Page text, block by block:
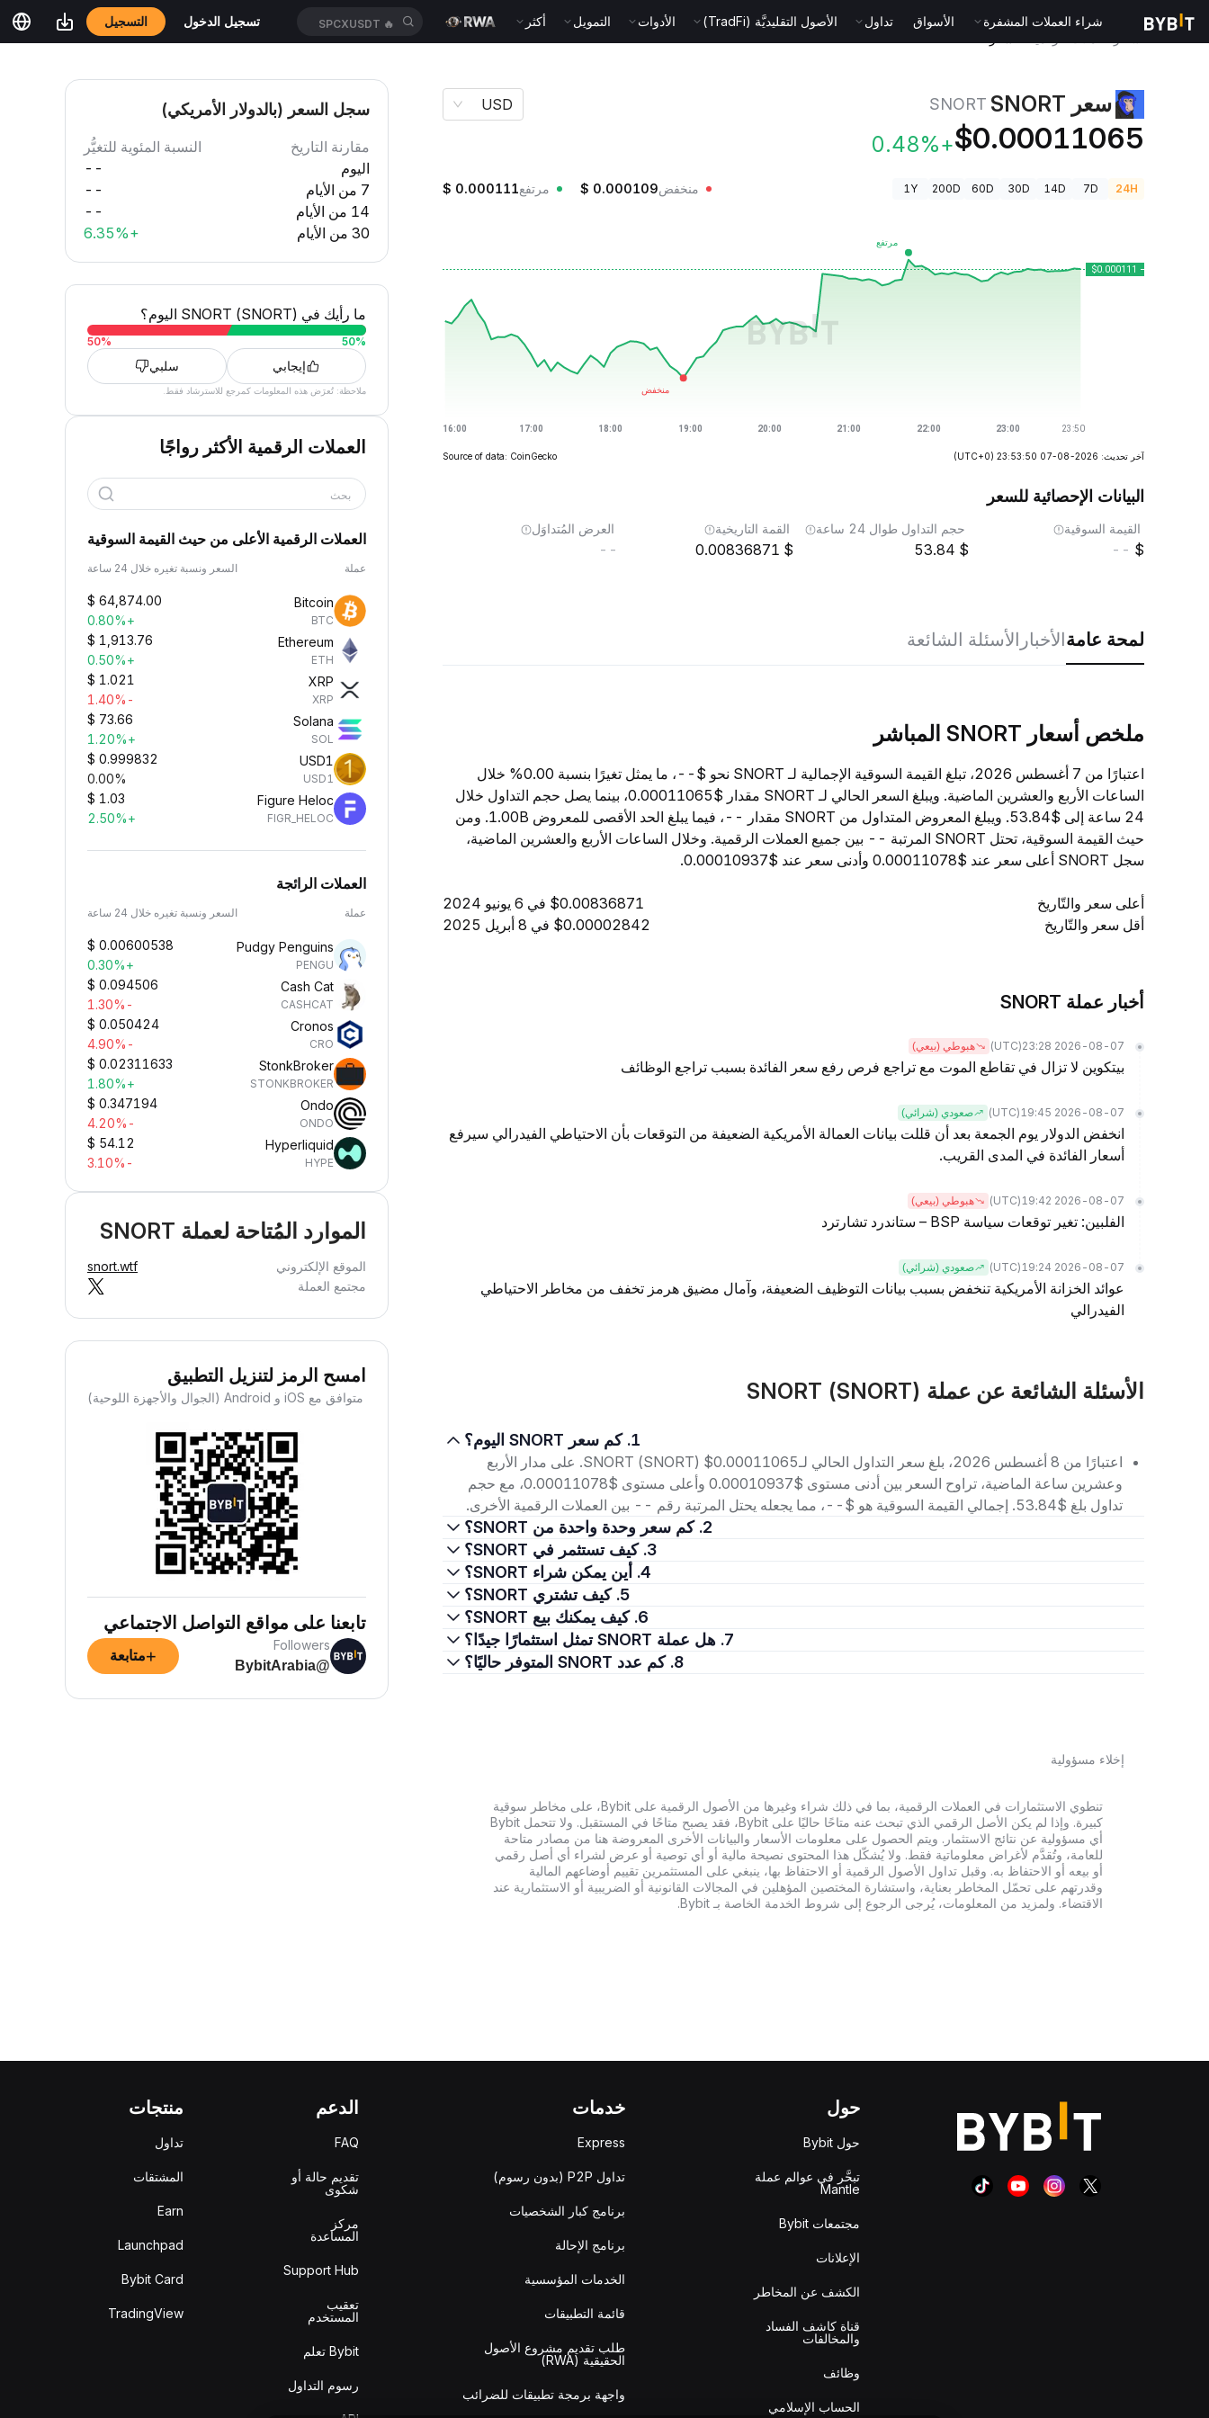
شراء العملات المشفرة الأسواق تداول الأصول التقليديَّة (TradFi) الأدوات التمويل أكثر 🔥
SPCXUSDT تسجيل الدخول التسجيل
سعر SNORT SNORT
$0.00011065
+0.48%
USD
24H
7D
14D
30D
60D
200D
1Y منخفض $ 0.000109 مرتفع $ 0.000111
آخر تحديث: 2026-08-07 23:53:50 (UTC+0)
Source of data: CoinGecko
البيانات الإحصائية للسعر
القيمة السوقية
--
حجم التداول طوال 24 ساعة
53.84
القمة التاريخية
0.00836871
العرض المُتداوَل
--
لمحة عامةالأخبار الأسئلة الشائعة
ملخص أسعار SNORT المباشر
اعتبارًا من 7 أغسطس 2026، تبلغ القيمة السوقية الإجمالية لـ SNORT نحو $--، ما يمثل تغيرًا بنسبة 0.00% خلال
الساعات الأربع والعشرين الماضية. ويبلغ السعر الحالي لـ SNORT مقدار $0.00011065، بينما يصل حجم التداول خلال
24 ساعة إلى $53.84. ويبلغ المعروض المتداول من SNORT مقدار --، فيما يبلغ الحد الأقصى للمعروض 1.00B. ومن
حيث القيمة السوقية، تحتل SNORT المرتبة -- بين جميع العملات الرقمية. وخلال الساعات الأربع والعشرين الماضية،
سجل SNORT أعلى سعر عند $0.00011078 وأدنى سعر عند $0.00010937.
أعلى سعر والتّاريخ
$0.00836871 في 6 يونيو 2024
أقل سعر والتّاريخ
$0.00002842 في 8 أبريل 2025
أخبار عملة SNORT
2026-08-07 23:28
(UTC) هبوطي (بيعي)
بيتكوين لا تزال في تقاطع الموت مع تراجع فرص رفع سعر الفائدة بسبب تراجع الوظائف
2026-08-07 19:45
(UTC) صعودي (شرائي)
انخفض الدولار يوم الجمعة بعد أن قللت بيانات العمالة الأمريكية الضعيفة من التوقعات بأن الاحتياطي الفيدرالي سيرفع
أسعار الفائدة في المدى القريب.
2026-08-07 19:42
(UTC) هبوطي (بيعي)
الفلبين: تغير توقعات سياسة BSP – ستاندرد تشارترد
2026-08-07 19:24
(UTC) صعودي (شرائي)
عوائد الخزانة الأمريكية تنخفض بسبب بيانات التوظيف الضعيفة، وآمال مضيق هرمز تخفف من مخاطر الاحتياطي
الفيدرالي
الأسئلة الشائعة عن عملة SNORT (SNORT)
1. كم سعر SNORT اليوم؟
اعتبارًا من 8 أغسطس 2026، بلغ سعر التداول الحالي لـSNORT (SNORT) $0.00011065. على مدار الأربع
وعشرين ساعة الماضية، تراوح السعر بين أدنى مستوى $0.00010937 وأعلى مستوى $0.00011078، مع حجم
تداول بلغ $53.84. إجمالي القيمة السوقية هو $--، مما يجعله يحتل المرتبة رقم -- بين العملات الرقمية الأخرى.
2. كم سعر وحدة واحدة من SNORT؟
3. كيف تستثمر في SNORT؟
4. أين يمكن شراء SNORT؟
5. كيف تشتري SNORT؟
6. كيف يمكنك بيع SNORT؟
7. هل عملة SNORT تمثل استثمارًا جيدًا؟
8. كم عدد SNORT المتوفر حاليًا؟
إخلاء مسؤولية
تنطوي الاستثمارات في العملات الرقمية، بما في ذلك شراء وغيرها من الأصول الرقمية على Bybit، على مخاطر سوقية
كبيرة. وإذا لم يكن الأصل الرقمي الذي تبحث عنه متاحًا حاليًا على Bybit، فقد يصبح متاحًا في المستقبل. ولا تتحمل Bybit
أي مسؤولية عن نتائج الاستثمار. ويتم الحصول على معلومات الأسعار والبيانات الأخرى المعروضة هنا من مصادر متاحة
للعامة، وتُقدَّم لأغراض معلوماتية فقط. ولا يُشكّل هذا المحتوى نصيحة مالية أو أي توصية أو عرض لشراء أي أصل رقمي
أو بيعه أو الاحتفاظ به. وقبل تداول الأصول الرقمية أو الاحتفاظ بها، ينبغي على المستثمرين تقييم أوضاعهم المالية
وقدرتهم على تحمّل المخاطر بعناية، واستشارة المختصين المؤهلين في المجالات القانونية أو الضريبية أو الاستثمارية عند
الاقتضاء. ولمزيد من المعلومات، يُرجى الرجوع إلى شروط الخدمة الخاصة بـ Bybit.
سجل السعر (بالدولار الأمريكي)
مقارنة التاريخ
النسبة المئوية للتغيُّر
اليوم
--
7 من الأيام
--
14 من الأيام
--
30 من الأيام
+6.35%
ما رأيك في SNORT (SNORT) اليوم؟
50%
50%
إيجابي سلبي
ملاحظة: تُعرَض هذه المعلومات كمرجع للاسترشاد فقط.
العملات الرقمية الأكثر رواجًا
بحث
العملات الرقمية الأعلى من حيث القيمة السوقية
عملة السعر ونسبة تغيره خلال 24 ساعة
Bitcoin
BTC
$ 64,874.00
+0.80%
Ethereum
ETH
$ 1,913.76
+0.50%
XRP
XRP
$ 1.021
-1.40%
Solana
SOL
$ 73.66
+1.20%
USD1
USD1
$ 0.999832
0.00%
Figure Heloc
FIGR_HELOC
$ 1.03
+2.50%
العملات الرائجة
عملة السعر ونسبة تغيره خلال 24 ساعة
Pudgy Penguins
PENGU
$ 0.00600538
+0.30%
Cash Cat
CASHCAT
$ 0.094506
-1.30%
Cronos
CRO
$ 0.050424
-4.90%
StonkBroker
STONKBROKER
$ 0.02311633
+1.80%
Ondo
ONDO
$ 0.347194
-4.20%
Hyperliquid
HYPE
$ 54.12
-3.10%
الموارد المُتاحة لعملة SNORT
الموقع الإلكتروني
snort.wtf
مجتمع العملة
امسح الرمز لتنزيل التطبيق
متوافق مع iOS و Android (الجوال والأجهزة اللوحية)
تابعنا على مواقع التواصل الاجتماعي
Followers
@BybitArabia
+متابعة
حول
حول Bybit
تبحَّر في عوالم عملة
Mantle
مجتمعات Bybit
الإعلانات
الكشف عن المخاطر
قناة كاشف الفساد
والمخالفات
وظائف
الحساب الإسلامي
خدمات
Express
تداول P2P (بدون رسوم)
برنامج كبار الشخصيات
برنامج الإحالة
الخدمات المؤسسية
قائمة التطبيقات
طلب تقديم مشروع الأصول
الحقيقية (RWA)
واجهة برمجة تطبيقات للضرائب
الدعم
FAQ
تقديم حالة أو
شكوى
مركز
المساعدة
Support Hub
تعقيب
المستخدم
Bybit تعلم
رسوم التداول
منتجات
تداول
المشتقات
Earn
Launchpad
Bybit Card
TradingView